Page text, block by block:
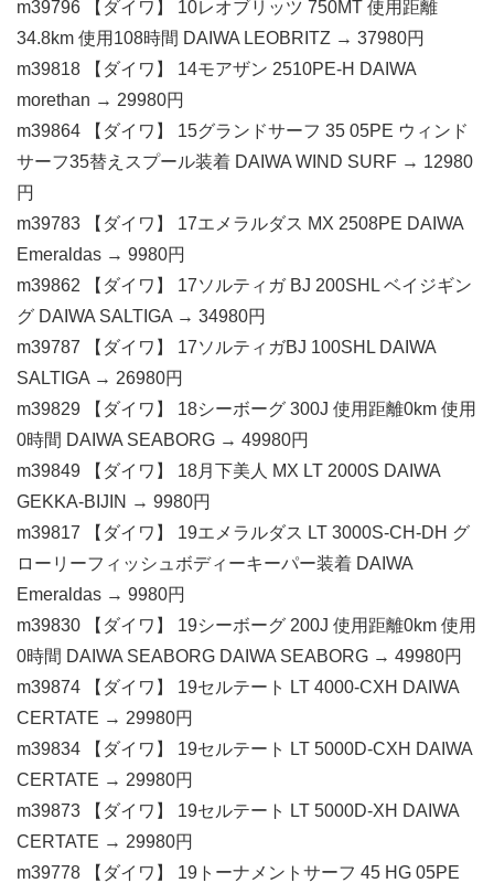
m39796 【ダイワ】 10レオブリッツ 750MT 使用距離
34.8km 使用108時間 DAIWA LEOBRITZ → 37980円
m39818 【ダイワ】 14モアザン 2510PE-H DAIWA
morethan → 29980円
m39864 【ダイワ】 15グランドサーフ 35 05PE ウィンド
サーフ35替えスプール装着 DAIWA WIND SURF → 12980
円
m39783 【ダイワ】 17エメラルダス MX 2508PE DAIWA
Emeraldas → 9980円
m39862 【ダイワ】 17ソルティガ BJ 200SHL ベイジギン
グ DAIWA SALTIGA → 34980円
m39787 【ダイワ】 17ソルティガBJ 100SHL DAIWA
SALTIGA → 26980円
m39829 【ダイワ】 18シーボーグ 300J 使用距離0km 使用
0時間 DAIWA SEABORG → 49980円
m39849 【ダイワ】 18月下美人 MX LT 2000S DAIWA
GEKKA-BIJIN → 9980円
m39817 【ダイワ】 19エメラルダス LT 3000S-CH-DH グ
ローリーフィッシュボディーキーパー装着 DAIWA
Emeraldas → 9980円
m39830 【ダイワ】 19シーボーグ 200J 使用距離0km 使用
0時間 DAIWA SEABORG DAIWA SEABORG → 49980円
m39874 【ダイワ】 19セルテート LT 4000-CXH DAIWA
CERTATE → 29980円
m39834 【ダイワ】 19セルテート LT 5000D-CXH DAIWA
CERTATE → 29980円
m39873 【ダイワ】 19セルテート LT 5000D-XH DAIWA
CERTATE → 29980円
m39778 【ダイワ】 19トーナメントサーフ 45 HG 05PE